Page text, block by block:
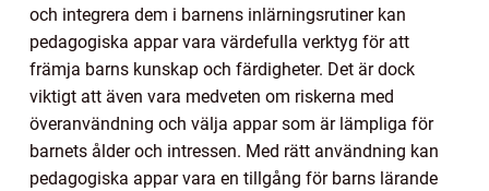
och integrera dem i barnens inlärningsrutiner kan
pedagogiska appar vara värdefulla verktyg för att
främja barns kunskap och färdigheter. Det är dock
viktigt att även vara medveten om riskerna med
överanvändning och välja appar som är lämpliga för
barnets ålder och intressen. Med rätt användning kan
pedagogiska appar vara en tillgång för barns lärande